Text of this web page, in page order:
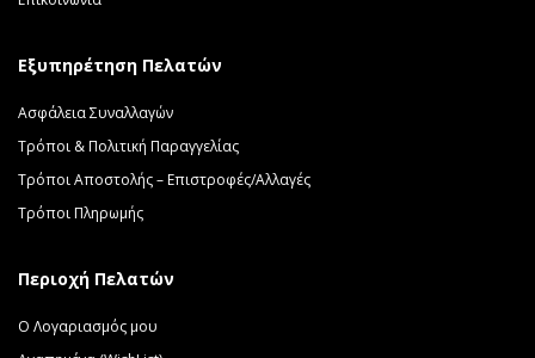
Εξυπηρέτηση Πελατών
Ασφάλεια Συναλλαγών
Τρόποι & Πολιτική Παραγγελίας
Τρόποι Αποστολής – Επιστροφές/Αλλαγές
Τρόποι Πληρωμής
Περιοχή Πελατών
Ο Λογαριασμός μου